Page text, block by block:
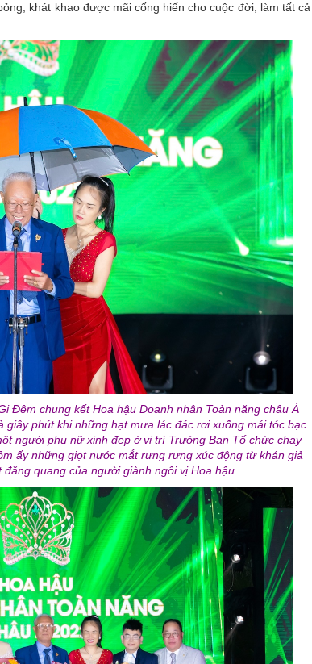
khát khao được mãi cống hiến cho cuộc đời, làm tất cả
Đêm chung kết Hoa hậu Doanh nhân Toàn năng châu Á
phút khi những hạt mưa lác đác rơi xuống mái tóc bạc
người phụ nữ xinh đẹp ở vị trí Trưởng Ban Tổ chức chạy
ấy những giọt nước mắt rưng rưng xúc động từ khán giả
quang của người giành ngôi vị Hoa hậu.